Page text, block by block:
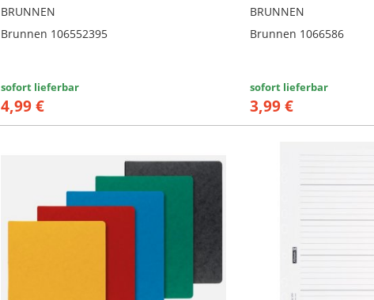
BRUNNEN
Brunnen 106552395
sofort lieferbar
4,99 €
BRUNNEN
Brunnen 1066586
sofort lieferbar
3,99 €